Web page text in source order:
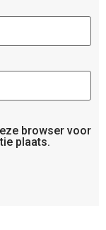
browser voor
plaats.